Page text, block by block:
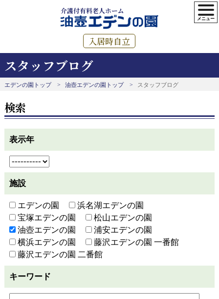
介護付有料老人ホーム
入居時自立
スタッフブログ
エデンの園トップ 油壺エデンの園トップ スタッフブログ
検索
表示年
施設
エデンの園
浜名湖エデンの園
宝塚エデンの園
松山エデンの園
油壺エデンの園
浦安エデンの園
横浜エデンの園
藤沢エデンの園 一番館
藤沢エデンの園 二番館
キーワード